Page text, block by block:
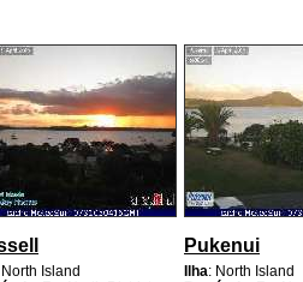
North Island
Pukenui
Ilha: North Island